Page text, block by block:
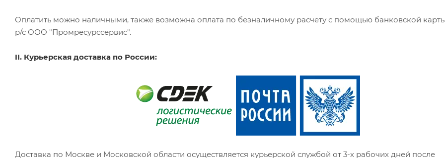
Оплатить можно наличными, также возможна оплата по безналичному расчету с помощью банковской
р/с ООО "Промресурссервис".
II. Курьерская доставка по России:
Доставка по Москве и Московской области осуществляется курьерской службой от 3-х рабочих дней после